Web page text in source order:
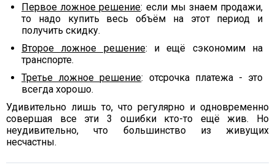
Первое ложное решение: если мы знаем продажи,
то надо купить весь объём на этот период и
получить скидку.
Второе ложное решение: и ещё сэкономим на
транспорте.
Третье ложное решение: отсрочка платежа - это
всегда хорошо.
Удивительно лишь то, что регулярно и одновременно
совершая все эти 3 ошибки кто-то ещё жив. Но
неудивительно, что большинство из живущих
несчастны.